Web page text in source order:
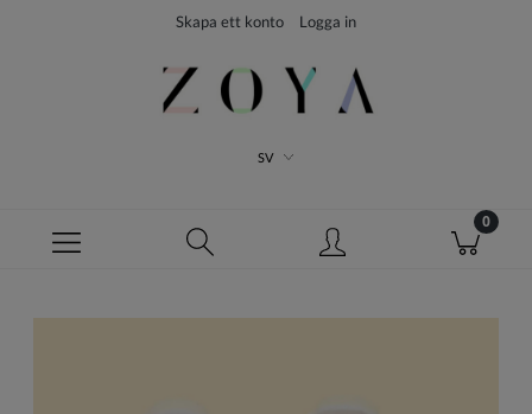
Skapa ett konto Logga in
SV